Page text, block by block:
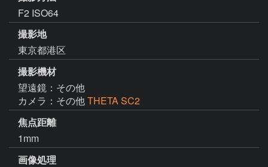
F2 ISO64
撮影地
東京都港区
撮影機材
望遠鏡：その他
カメラ：その他THETA SC2
焦点距離
1mm
画像処理